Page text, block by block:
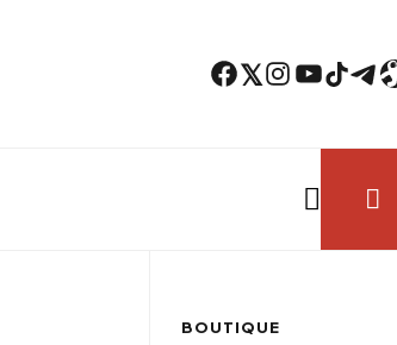
Facebook Twitter Instagram YouTube TikTok TelegramLien
BOUTIQUE